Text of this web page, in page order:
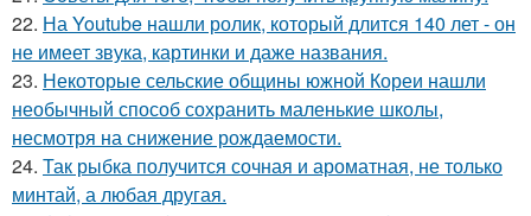
22. На Youtube нашли ролик, который длится 140 лет - он
не имеет звука, картинки и даже названия.
23. Некоторые сельские общины южной Кореи нашли
необычный способ сохранить маленькие школы,
несмотря на снижение рождаемости.
24. Так рыбка получится сочная и ароматная, не только
минтай, а любая другая.